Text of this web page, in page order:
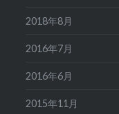
2018年8月
2016年7月
2016年6月
2015年11月